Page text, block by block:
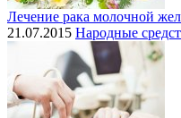
Лечение рака молочной
21.07.2015 Народные